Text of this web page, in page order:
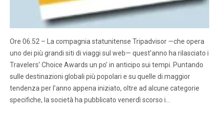
Ore 06.52 – La compagnia statunitense Tripadvisor —che opera
uno dei più grandi siti di viaggi sul web— quest’anno ha rilasciato i
Travelers’ Choice Awards un po’ in anticipo sui tempi. Puntando
sulle destinazioni globali più popolari e su quelle di maggior
tendenza per l’anno appena iniziato, oltre ad alcune categorie
specifiche, la società ha pubblicato venerdì scorso i…